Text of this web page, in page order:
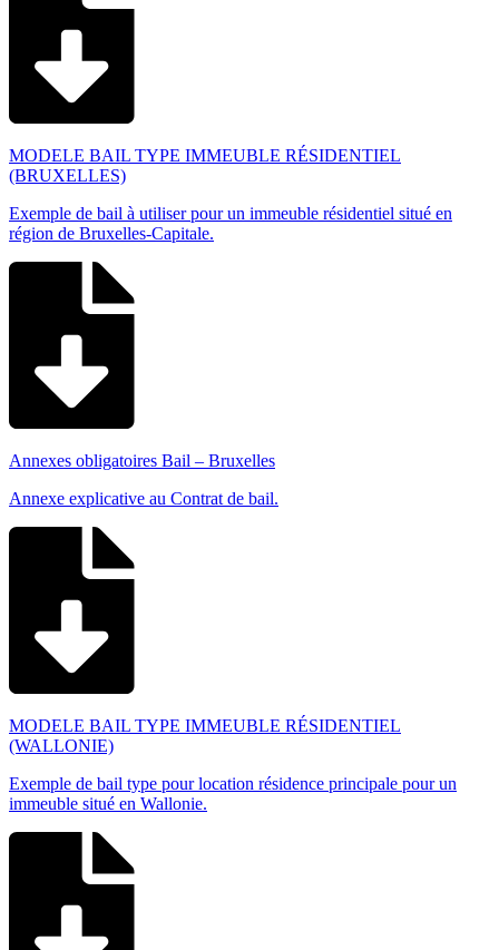
MODELE BAIL TYPE IMMEUBLE RÉSIDENTIEL
(BRUXELLES)
Exemple de bail à utiliser pour un immeuble résidentiel situé en
région de Bruxelles-Capitale.
Annexes obligatoires Bail – Bruxelles
Annexe explicative au Contrat de bail.
MODELE BAIL TYPE IMMEUBLE RÉSIDENTIEL
(WALLONIE)
Exemple de bail type pour location résidence principale pour un
immeuble situé en Wallonie.